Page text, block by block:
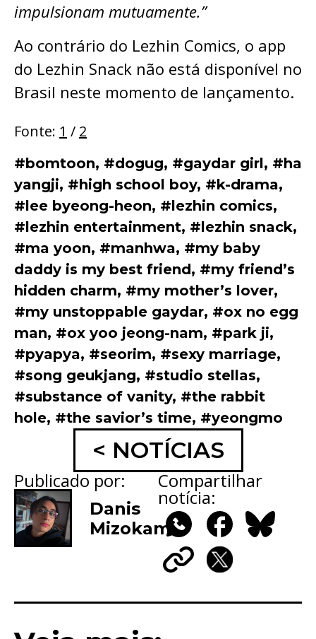
impulsionam mutuamente.”
Ao contrário do Lezhin Comics, o app
do Lezhin Snack não está disponível no
Brasil neste momento de lançamento.
Fonte: 1 / 2
#bomtoon, #dogug, #gaydar girl, #ha
yangji, #high school boy, #k-drama,
#lee byeong-heon, #lezhin comics,
#lezhin entertainment, #lezhin snack,
#ma yoon, #manhwa, #my baby
daddy is my best friend, #my friend’s
hidden charm, #my mother’s lover,
#my unstoppable gaydar, #ox no egg
man, #ox yoo jeong-nam, #park ji,
#pyapya, #seorim, #sexy marriage,
#song geukjang, #studio stellas,
#substance of vanity, #the rabbit
hole, #the savior’s time, #yeongmo
< NOTÍCIAS
Publicado por:
Danis
Mizokami
Compartilhar
notícia:
WhatsAppFacebook